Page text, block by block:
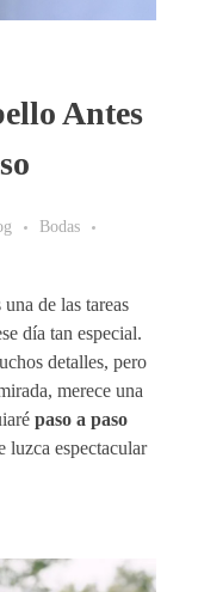
Antes
Bodas
una de las tareas
día tan especial.
detalles, pero
merece una
paso a paso
luzca espectacular